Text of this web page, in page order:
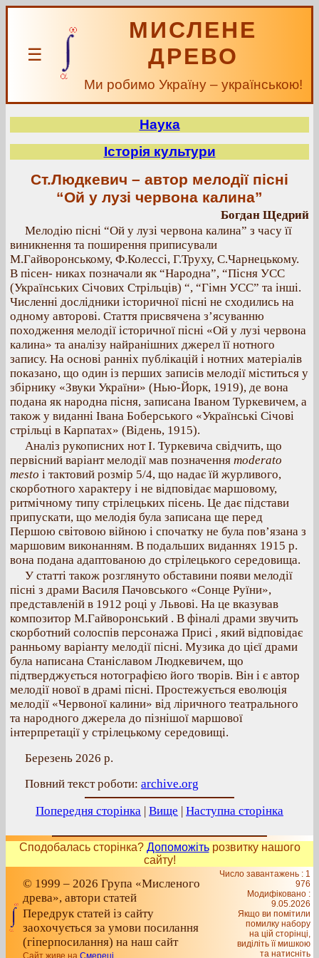
☰
МИСЛЕНЕ
ДРЕВО
Ми робимо Україну – українською!
Наука
Історія культури
Ст.Людкевич – автор мелодії пісні
“Ой у лузі червона калина”
Богдан Щедрий
Мелодію пісні “Ой у лузі червона калина” з часу її
виникнення та поширення приписували
М.Гайворонському, Ф.Колессі, Г.Труху, С.Чарнецькому.
В пісен- никах позначали як “Народна”, “Пісня УСС
(Українських Січових Стрільців) “, “Гімн УСС” та інші.
Численні дослідники історичної пісні не сходились на
одному авторові. Стаття присвячена з’ясуванню
походження мелодії історичної пісні «Ой у лузі червона
калина» та аналізу найранішних джерел її нотного
запису. На основі ранніх публікацій і нотних матеріалів
показано, що один із перших записів мелодії міститься у
збірнику «Звуки України» (Нью-Йорк, 1919), де вона
подана як народна пісня, записана Іваном Туркевичем, а
також у виданні Івана Боберського «Українські Січові
стрільці в Карпатах» (Відень, 1915).
Аналіз рукописних нот І. Туркевича свідчить, що
первісний варіант мелодії мав позначення moderato
mesto і тактовий розмір 5/4, що надає їй журливого,
скорботного характеру і не відповідає маршовому,
ритмічному типу стрілецьких пісень. Це дає підстави
припускати, що мелодія була записана ще перед
Першою світовою війною і спочатку не була пов’язана з
маршовим виконанням. В подальших виданнях 1915 р.
вона подана адаптованою до стрілецького середовища.
У статті також розглянуто обставини появи мелодії
пісні з драми Василя Пачовського «Сонце Руїни»,
представленій в 1912 році у Львові. На це вказував
композитор М.Гайворонський . В фіналі драми звучить
скорботний солоспів персонажа Присі , який відповідає
ранньому варіанту мелодії пісні. Музика до цієї драми
була написана Станіславом Людкевичем, що
підтверджується нотографією його творів. Він і є автор
мелодії нової в драмі пісні. Простежується еволюція
мелодії «Червоної калини» від ліричного театрального
та народного джерела до пізнішої маршової
інтерпретації у стрілецькому середовищі.
Березень 2026 р.
Повний текст роботи: archive.org
Попередня сторінка | Вище | Наступна сторінка
Сподобалась сторінка? Допоможітьрозвитку нашого
сайту!
© 1999 – 2026 Група «Мисленого
древа», автори статей
Передрук статей із сайту
заохочується за умови посилання
(гіперпосилання) на наш сайт
Сайт живе на Смереці
Число завантажень : 1
976
Модифіковано :
9.05.2026
Якщо ви помітили
помилку набору
на цiй сторiнцi,
видiлiть її мишкою
та натисніть